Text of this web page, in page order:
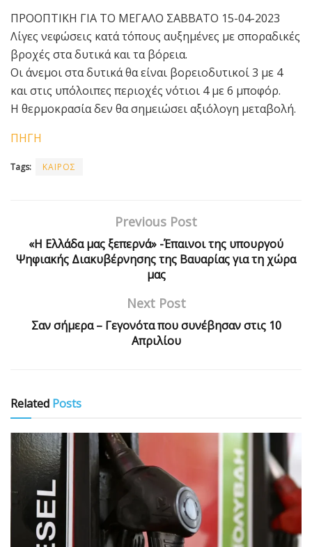
ΠΡΟΟΠΤΙΚΗ ΓΙΑ ΤΟ ΜΕΓΑΛΟ ΣΑΒΒΑΤΟ 15-04-2023
Λίγες νεφώσεις κατά τόπους αυξημένες με σποραδικές
βροχές στα δυτικά και τα βόρεια.
Οι άνεμοι στα δυτικά θα είναι βορειοδυτικοί 3 με 4
και στις υπόλοιπες περιοχές νότιοι 4 με 6 μποφόρ.
Η θερμοκρασία δεν θα σημειώσει αξιόλογη μεταβολή.
ΠΗΓΗ
Tags: ΚΑΙΡΟΣ
Previous Post
«Η Ελλάδα μας ξεπερνά» -Έπαινοι της υπουργού
Ψηφιακής Διακυβέρνησης της Βαυαρίας για τη χώρα
μας
Next Post
Σαν σήμερα – Γεγονότα που συνέβησαν στις 10
Απριλίου
Related Posts